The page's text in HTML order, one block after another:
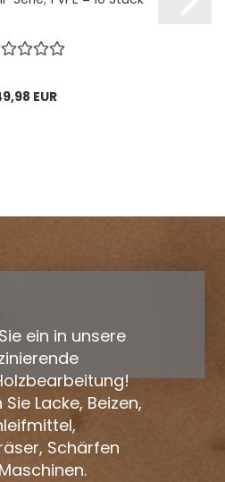
EUR
ein in unsere
Lacke, Beizen,
Schärfen